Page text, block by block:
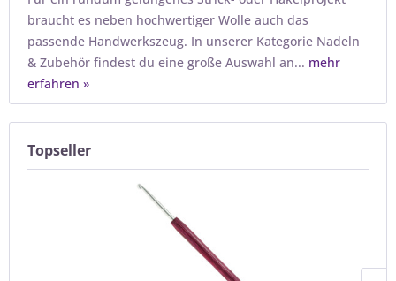
braucht es neben hochwertiger Wolle auch das
passende Handwerkszeug. In unserer Kategorie Nadeln
& Zubehör findest du eine große Auswahl an... mehr
erfahren »
Topseller